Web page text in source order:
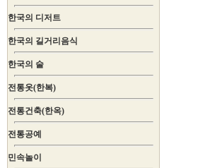
한국의 디저트
한국의 길거리음식
한국의 술
전통옷(한복)
전통건축(한옥)
전통공예
민속놀이